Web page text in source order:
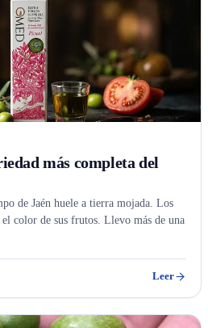
más completa del
de Jaén huele a tierra mojada. Los
color de sus frutos. Llevo más de una
Leer